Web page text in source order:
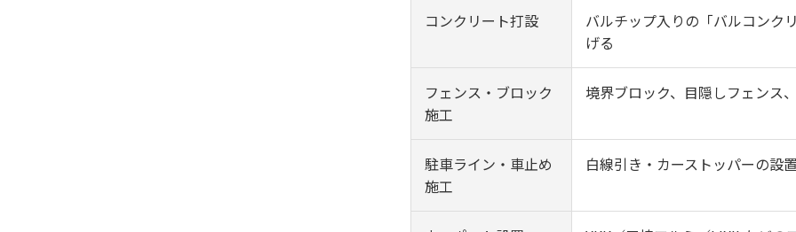
コンクリート打設
バルチップ入りの「バルコンク
げる
フェンス・ブロック
施工
境界ブロック、目隠しフェンス
駐車ライン・車止め
施工
白線引き・カーストッパーの設